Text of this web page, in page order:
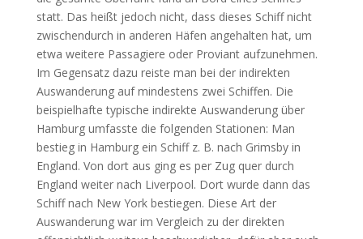
statt. Das heißt jedoch nicht, dass dieses Schiff nicht
zwischendurch in anderen Häfen angehalten hat, um
etwa weitere Passagiere oder Proviant aufzunehmen.
Im Gegensatz dazu reiste man bei der indirekten
Auswanderung auf mindestens zwei Schiffen. Die
beispielhafte typische indirekte Auswanderung über
Hamburg umfasste die folgenden Stationen: Man
bestieg in Hamburg ein Schiff z. B. nach Grimsby in
England. Von dort aus ging es per Zug quer durch
England weiter nach Liverpool. Dort wurde dann das
Schiff nach New York bestiegen. Diese Art der
Auswanderung war im Vergleich zu der direkten